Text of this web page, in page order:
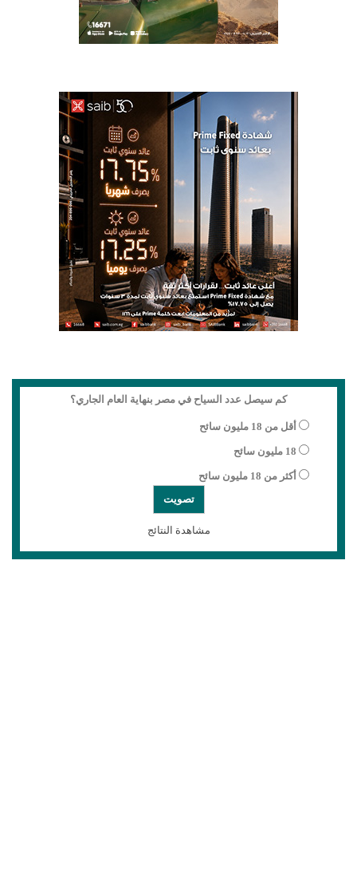
كم سيصل عدد السياح في مصر بنهاية العام الجاري؟
أقل من 18 مليون سائح
18 مليون سائح
أكثر من 18 مليون سائح
مشاهدة النتائج